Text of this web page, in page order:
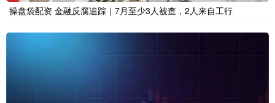
操盘袋配资 金融反腐追踪｜7月至少3人被查，2人来自工行